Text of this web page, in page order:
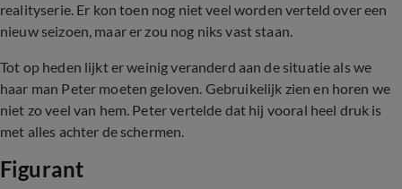
realityserie. Er kon toen nog niet veel worden verteld over een
nieuw seizoen, maar er zou nog niks vast staan.
Tot op heden lijkt er weinig veranderd aan de situatie als we
haar man Peter moeten geloven. Gebruikelijk zien en horen we
niet zo veel van hem. Peter vertelde dat hij vooral heel druk is
met alles achter de schermen.
Figurant